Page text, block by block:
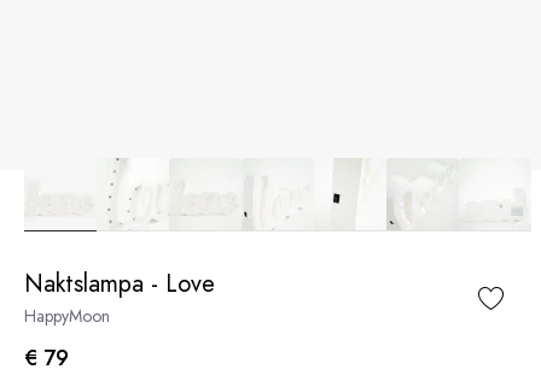
Naktslampa - Love
HappyMoon
€ 79